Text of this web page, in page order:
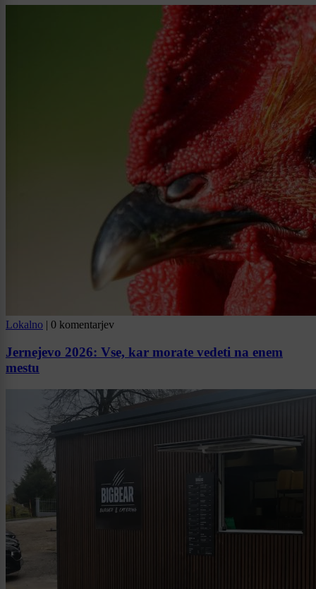
Lokalno | 0 komentarjev
Jernejevo 2026: Vse, kar morate vedeti na enem
mestu